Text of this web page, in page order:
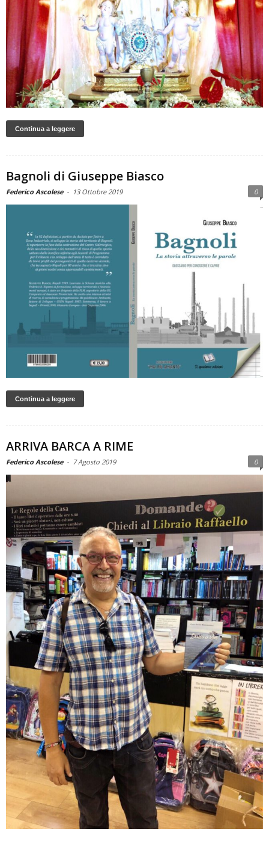
Continua a leggere
Bagnoli di Giuseppe Biasco
Federico Ascolese - 13 Ottobre 2019 0
Continua a leggere
ARRIVA BARCA A RIME
Federico Ascolese - 7 Agosto 2019 0